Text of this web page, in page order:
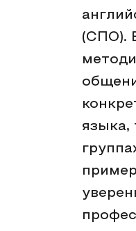
(СПО).
языка,